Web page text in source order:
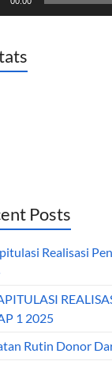
Posts
Realisasi
1 2025
Rutin Donor